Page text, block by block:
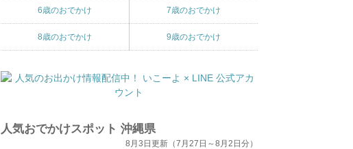
6歳のおでかけ 7歳のおでかけ
8歳のおでかけ 9歳のおでかけ
人気おでかけスポット 沖縄県
8月3日更新（7月27日～8月2日分）